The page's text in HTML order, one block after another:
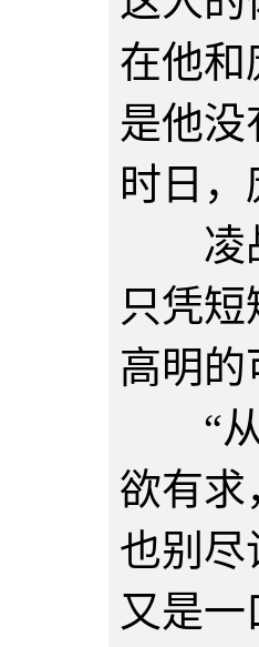
在他和
是他没
时日
凌战
只凭
高明的
“从
欲有求
也别尽
又是